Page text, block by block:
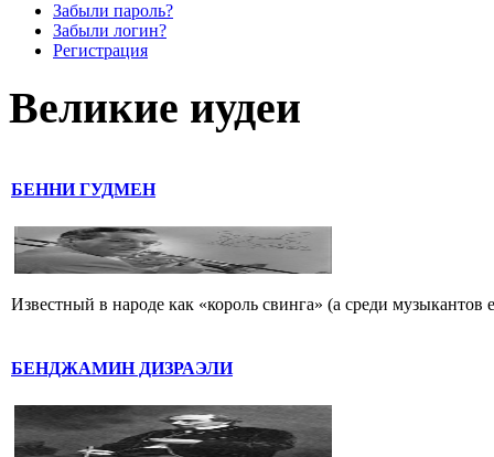
Забыли пароль?
Забыли логин?
Регистрация
Великие иудеи
БЕННИ ГУДМЕН
Известный в народе как «король свинга» (а среди
БЕНДЖАМИН ДИЗРАЭЛИ